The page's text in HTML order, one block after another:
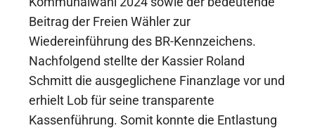
Beitrag der Freien Wähler zur
Wiedereinführung des BR-Kennzeichens.
Nachfolgend stellte der Kassier Roland
Schmitt die ausgeglichene Finanzlage vor und
erhielt Lob für seine transparente
Kassenführung. Somit konnte die Entlastung